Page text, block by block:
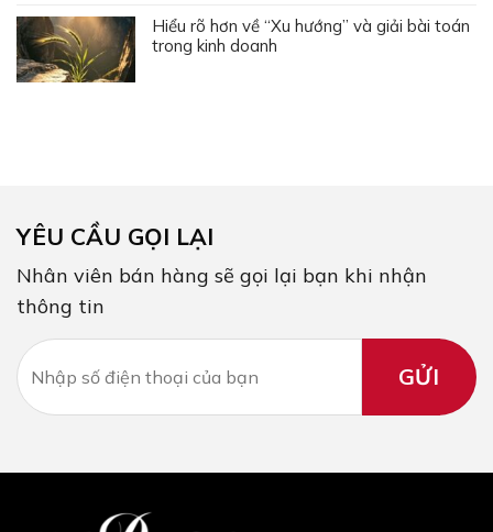
Hiểu rõ hơn về “Xu hướng” và giải bài toán
trong kinh doanh
YÊU CẦU GỌI LẠI
Nhân viên bán hàng sẽ gọi lại bạn khi nhận
thông tin